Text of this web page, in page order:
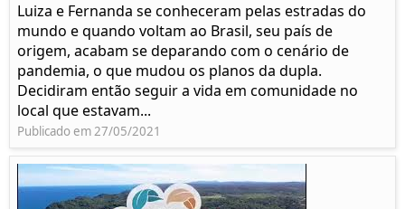
Luiza e Fernanda se conheceram pelas estradas do
mundo e quando voltam ao Brasil, seu país de
origem, acabam se deparando com o cenário de
pandemia, o que mudou os planos da dupla.
Decidiram então seguir a vida em comunidade no
local que estavam...
Publicado em 27/05/2021